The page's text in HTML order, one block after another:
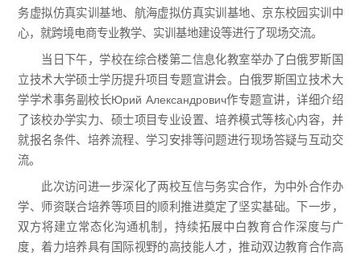
务虚拟仿真实训基地、航海虚拟仿真实训基地、京东校园实训中
心，就跨境电商专业教学、实训基地建设等进行了现场交流。
当日下午，学校在综合楼第二信息化教室举办了白俄罗斯国
立技术大学硕士学历提升项目专题宣讲会。白俄罗斯国立技术大
学学术事务副校长Юрий Александрович作专题宣讲，详细介绍
了该校办学实力、硕士项目专业设置、培养模式等核心内容，并
就报名条件、培养流程、学习安排等问题进行现场答疑与互动交
流。
此次访问进一步深化了两校互信与务实合作，为中外合作办
学、师资联合培养等项目的顺利推进奠定了坚实基础。下一步，
双方将建立常态化沟通机制，持续拓展中白教育合作深度与广
度，着力培养具有国际视野的高技能人才，推动双边教育合作高